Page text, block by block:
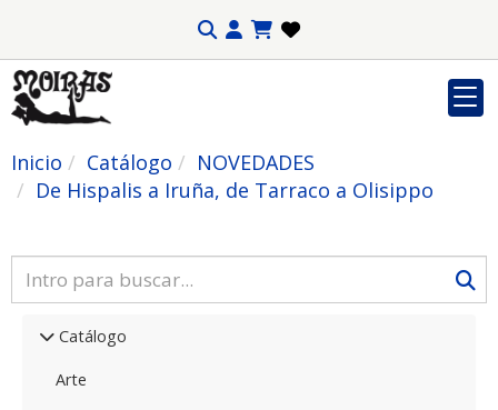
Inicio Catálogo
NOVEDADES
De Hispalis a Iruña, de Tarraco a Olisippo
Catálogo
Arte